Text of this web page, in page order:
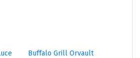
Buffalo Grill Orvault